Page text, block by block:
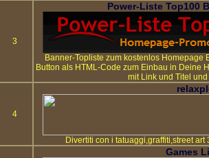
3
Power-Liste Top100
Banner-Topliste zum kostenlos Homepage
Button als HTML-Code zum Einbau in Deine
mit Link und Titel
4
Divertiti con i tatuaggi,graffiti,street
Games